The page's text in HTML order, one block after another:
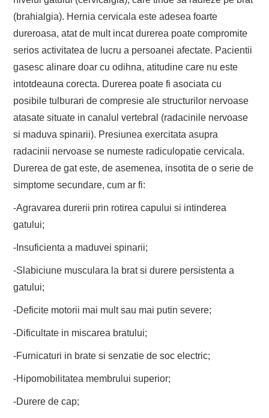
(brahialgia). Hernia cervicala este adesea foarte
dureroasa, atat de mult incat durerea poate compromite
serios activitatea de lucru a persoanei afectate. Pacientii
gasesc alinare doar cu odihna, atitudine care nu este
intotdeauna corecta. Durerea poate fi asociata cu
posibile tulburari de compresie ale structurilor nervoase
atasate situate in canalul vertebral (radacinile nervoase
si maduva spinarii). Presiunea exercitata asupra
radacinii nervoase se numeste radiculopatie cervicala.
Durerea de gat este, de asemenea, insotita de o serie de
simptome secundare, cum ar fi:
-Agravarea durerii prin rotirea capului si intinderea
gatului;
-Insuficienta a maduvei spinarii;
-Slabiciune musculara la brat si durere persistenta a
gatului;
-Deficite motorii mai mult sau mai putin severe;
-Dificultate in miscarea bratului;
-Furnicaturi in brate si senzatie de soc electric;
-Hipomobilitatea membrului superior;
-Durere de cap;